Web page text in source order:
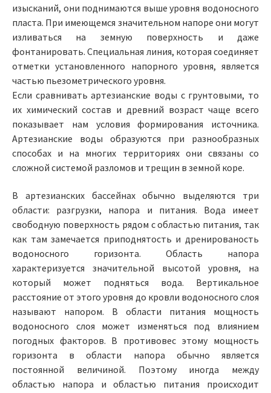
изысканий, они поднимаются выше уровня водоносного
пласта. При имеющемся значительном напоре они могут
изливаться на земную поверхность и даже
фонтанировать. Специальная линия, которая соединяет
отметки установленного напорного уровня, является
частью пьезометрического уровня.
Если сравнивать артезианские воды с грунтовыми, то
их химический состав и древний возраст чаще всего
показывает нам условия формирования источника.
Артезианские воды образуются при разнообразных
способах и на многих территориях они связаны со
сложной системой разломов и трещин в земной коре.
В артезианских бассейнах обычно выделяются три
области: разгрузки, напора и питания. Вода имеет
свободную поверхность рядом с областью питания, так
как там замечается приподнятость и дренированость
водоносного горизонта. Область напора
характеризуется значительной высотой уровня, на
который может подняться вода. Вертикальное
расстояние от этого уровня до кровли водоносного слоя
называют напором. В области питания мощность
водоносного слоя может изменяться под влиянием
погодных факторов. В противовес этому мощность
горизонта в области напора обычно является
постоянной величиной. Поэтому иногда между
областью напора и областью питания происходит